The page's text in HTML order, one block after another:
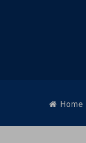
Home